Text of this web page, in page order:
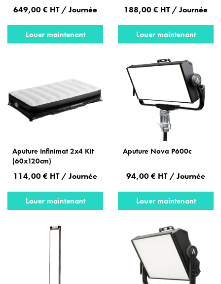
649,00 € HT / Journée
Louer maintenant
188,00 € HT / Journée
Louer maintenant
Aputure Infinimat 2x4 Kit
(60x120cm)
114,00 € HT / Journée
Louer maintenant
Aputure Nova P600c
94,00 € HT / Journée
Louer maintenant